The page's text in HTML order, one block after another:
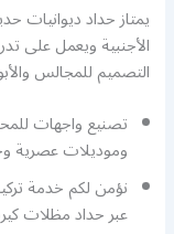
يمتاز حداد ديوانيات
الأجنبية ويعمل على
التصميم للمجالس
تصنيع واجهات
وموديلات عصرية
نؤمن لكم خدمة
عبر حداد مظلات